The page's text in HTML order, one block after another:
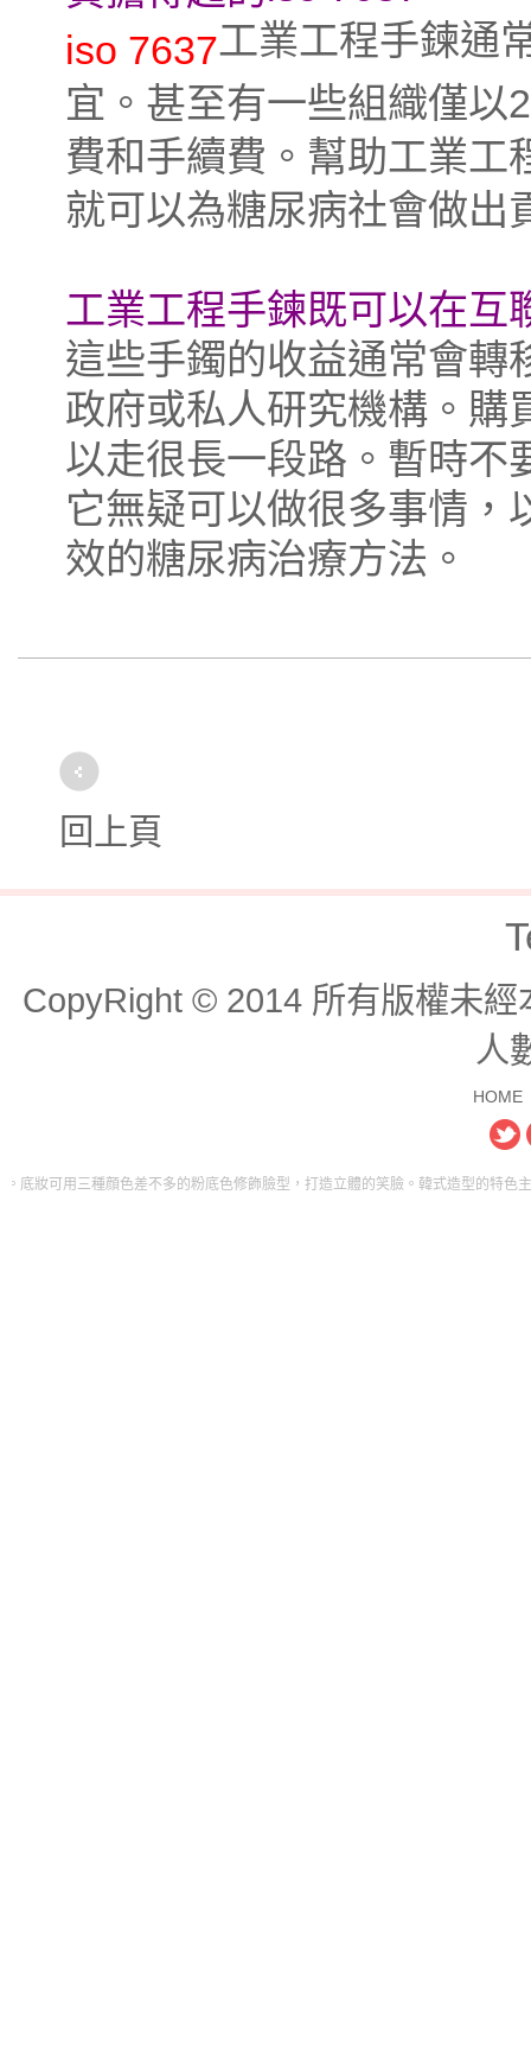
iso 7637工業工程手鍊通
宜。甚至有一些組織僅以
費和手續費。幫助工業工
就可以為糖尿病社會做出
工業工程手鍊既可以在互
這些手鐲的收益通常會轉
政府或私人研究機構。購
以走很長一段路。暫時不
它無疑可以做很多事情，
效的糖尿病治療方法。
回上頁
CopyRight © 2014 所有版權未
人
HOME
顔色差不多的粉底色修飾臉型，打造立體的笑臉。韓式造型的特色主要展現